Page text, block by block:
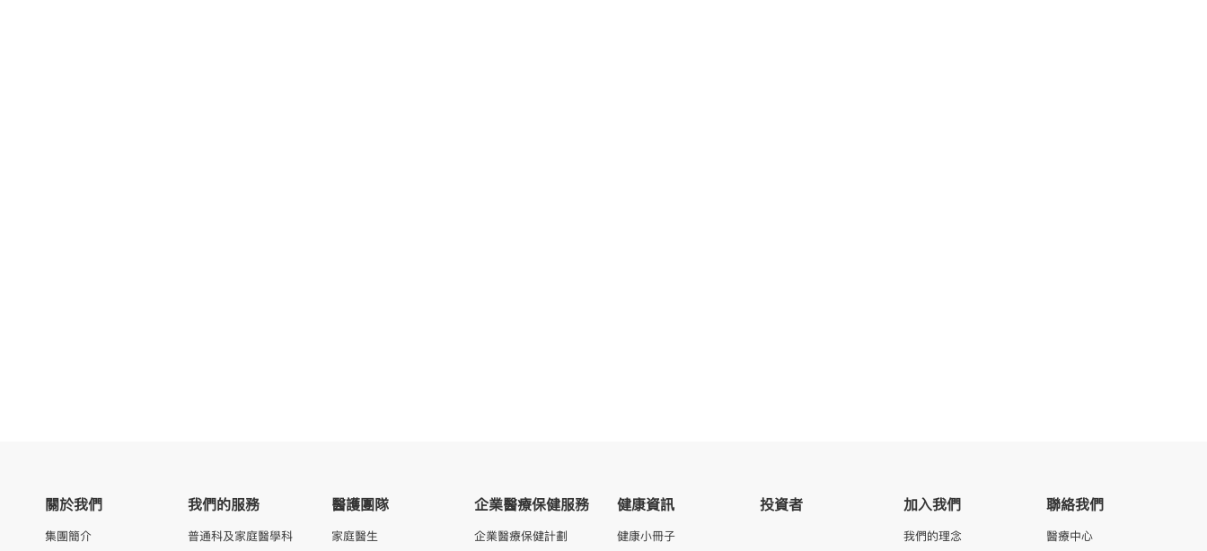
關於我們
集團簡介
我們的服務
普通科及家庭醫學科
醫護團隊
家庭醫生
企業醫療保健服務
企業醫療保健計劃
健康資訊
健康小冊子
投資者 加入我們
我們的理念
聯絡我們
醫療中心